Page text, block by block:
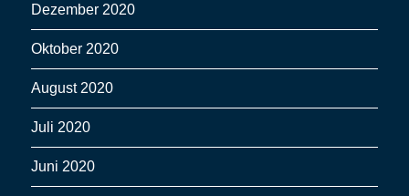
Dezember 2020
Oktober 2020
August 2020
Juli 2020
Juni 2020